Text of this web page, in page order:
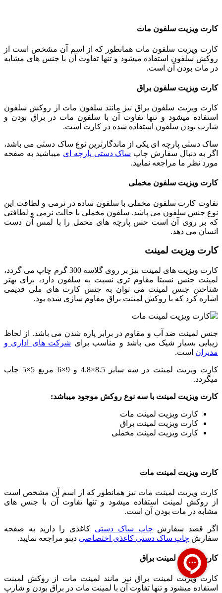
کارت ویزیت سلفون مات
کارت ویزیت سلفون مات همانطور که از اسم آن مشخص است از
روکش سلفون استفاده میشود و تنها تفاوت آن با جنس های مشابه
در مات بودن آن است.
کارت ویزیت سلفون براق
کارت ویزیت سلفون براق نیز مانند سلفون مات از روکش سلفون
استفاده میشود و تنها تفاوت آن با سلفون مات در براق بودن و
شارپ بودن سلفون استفاده شده در کارت است.
ساک دستی پارچه ای یکی از ماندگارترین نوع ساک دستی می باشد،
اگر به دنبال سفارش چاپ ساک دستی پارچه ای میباشید به صفحه
مورد نظر ما مراجعه نمایید.
کارت ویزیت سلفون مخملی
تفاوت کارت سلفون مخملی با سلفون ساده در نرمی و لطافت این
نوع جنس سلفون می باشد. سلفون مخملی با حالت نرمی و لطافتی
که بر روی آن است حس پارچه های مخمل را با لمس آن دست
انسان می دهد.
کارت ویزیت لمینت
کارت ویزیت های لمینت نیز بر روی گلاسه 300 گرم چاپ می گردد،
لمینت جنس نسبتا مقاوم تری نسبت به سلفون دارد، برای بهتر
شناختن جنس لمینت می توان به جنس کارت های ملی قدیمی
اشاره کرد که با روکش لمینت براق مقاوم سازی شده بود.
جنس لمینت ضد آب و مقاوم در برابر پاره شدن می باشد. از لحاظ
زیبایی بسیار شیک می باشد و مناسب برای شرکت های اداری و
مدیران است.
کارت ویزیت لمینت در سه سایز 8.5×4.8 و 9×6 مربع 5×5 چاپ
میگردد.
کارت ویزیت لمینت با سه نوع روکش موجود میباشد:
کارت ویزیت لمینت مات
کارت ویزیت لمینت براق
کارت ویزیت لمینت مخملی
کارت ویزیت لمینت مات
کارت ویزیت لمینت مات نیز همانطور که از اسم آن مشخص است
از روکش لمینت استفاده میشود و تنها تفاوت آن با جنس های
مشابه در مات بودن آن است.
اگر قصد سفارش چاپ ساک دستی کاغذی را دارید به صفحه
سفارش چاپ ساک دستی کاغذی اختصاصی دینو مراجعه نمایید.
کارت ویزیت لمینت براق
کارت ویزیت لمینت براق نیز مانند لمینت مات از روکش لمینت
استفاده میشود و تنها تفاوت آن با لمینت مات در براق بودن و شارپ